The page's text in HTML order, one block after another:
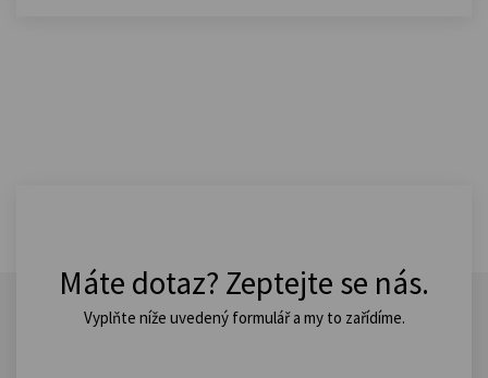
Máte dotaz? Zeptejte se nás.
Vyplňte níže uvedený formulář a my to zařídíme.